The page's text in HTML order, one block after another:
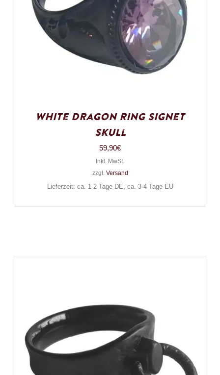
White Dragon Ring Signet
Skull
59,90€
Inkl. MwSt.
zzgl. Versand
Lieferzeit: ca. 1-2 Tage DE, ca. 3-4 Tage EU